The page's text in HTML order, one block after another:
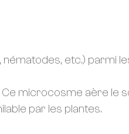
etc.) parmi
Ce microcosme aère
par les plantes.